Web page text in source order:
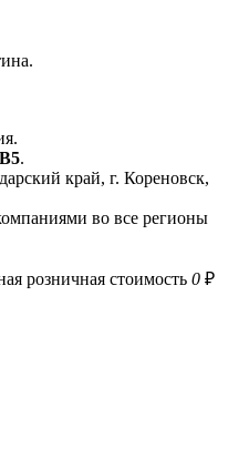
.
край, г. Кореновск,
во все регионы
розничная стоимость 0 ₽